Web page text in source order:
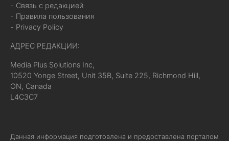
- Связь с редакцией
- Правила пользования
- Privacy Policy
АДРЕС РЕДАКЦИИ:
Media Plus Solutions Inc,
10520 Yonge Street, Unit 35B, Suite 225, Richmond Hill,
ON, Canada
L4C3C7
Данная информация подготовлена и предоставлена порталом